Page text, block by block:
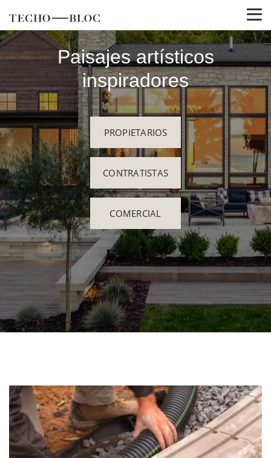
Paisajes artísticos
inspiradores
PROPIETARIOS
CONTRATISTAS
COMERCIAL